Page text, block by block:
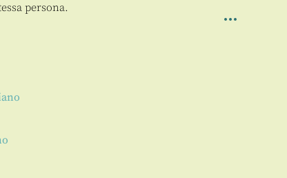
persona.